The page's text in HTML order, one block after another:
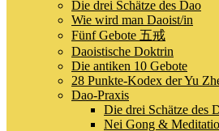
Die drei Schätze des Dao
Wie wird man Daoist/in
Fünf Gebote 五戒
Daoistische Doktrin
Die antiken 10 Gebote
28 Punkte-Kodex der Yu
Dao-Praxis
Die drei Schätze des
Nei Gong &